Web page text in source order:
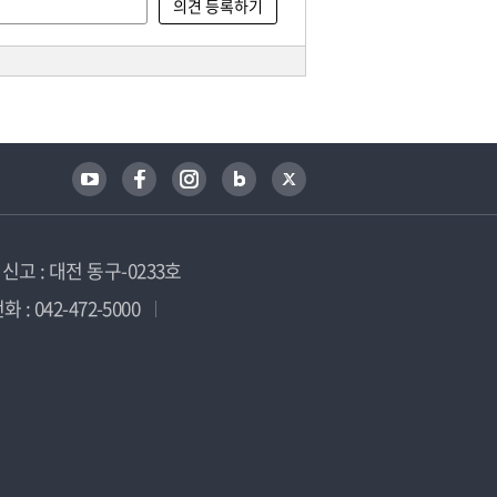
고 : 대전 동구-0233호
: 042-472-5000